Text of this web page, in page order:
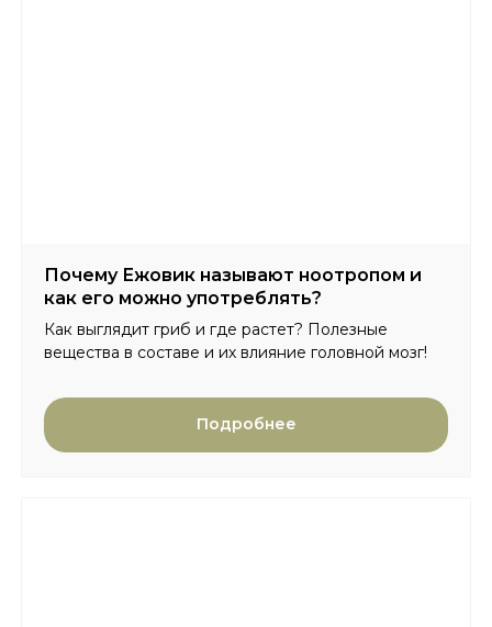
Почему Ежовик называют ноотропом и
как его можно употреблять?
Как выглядит гриб и где растет? Полезные
вещества в составе и их влияние головной мозг!
Подробнее